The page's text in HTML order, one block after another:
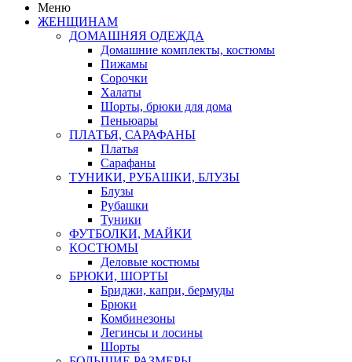
Меню
ЖЕНЩИНАМ
ДОМАШНЯЯ ОДЕЖДА
Домашние комплекты, костюмы
Пижамы
Сорочки
Халаты
Шорты, брюки для дома
Пеньюары
ПЛАТЬЯ, САРАФАНЫ
Платья
Сарафаны
ТУНИКИ, РУБАШКИ, БЛУЗЫ
Блузы
Рубашки
Туники
ФУТБОЛКИ, МАЙКИ
КОСТЮМЫ
Деловые костюмы
БРЮКИ, ШОРТЫ
Бриджи, капри, бермуды
Брюки
Комбинезоны
Легинсы и лосины
Шорты